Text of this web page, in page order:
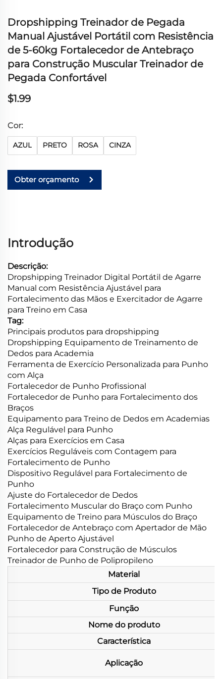
Dropshipping Treinador de Pegada
Manual Ajustável Portátil com Resistência
de 5-60kg Fortalecedor de Antebraço
para Construção Muscular Treinador de
Pegada Confortável
$1.99
Cor:
AZUL PRETO ROSA CINZA
Obter orçamento
Introdução
Descrição:
Dropshipping Treinador Digital Portátil de Agarre
Manual com Resistência Ajustável para
Fortalecimento das Mãos e Exercitador de Agarre
para Treino em Casa
Tag:
Principais produtos para dropshipping
Dropshipping Equipamento de Treinamento de
Dedos para Academia
Ferramenta de Exercício Personalizada para Punho
com Alça
Fortalecedor de Punho Profissional
Fortalecedor de Punho para Fortalecimento dos
Braços
Equipamento para Treino de Dedos em Academias
Alça Regulável para Punho
Alças para Exercícios em Casa
Exercícios Reguláveis com Contagem para
Fortalecimento de Punho
Dispositivo Regulável para Fortalecimento de
Punho
Ajuste do Fortalecedor de Dedos
Fortalecimento Muscular do Braço com Punho
Equipamento de Treino para Músculos do Braço
Fortalecedor de Antebraço com Apertador de Mão
Punho de Aperto Ajustável
Fortalecedor para Construção de Músculos
Treinador de Punho de Polipropileno
Material
Tipo de Produto
Função
Nome do produto
Característica
Aplicação